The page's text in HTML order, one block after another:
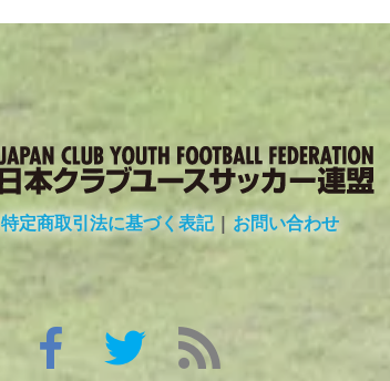
特定商取引法に基づく表記|お問い合わせ